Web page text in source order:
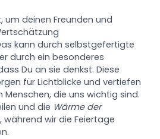
um deinen Freunden und
kann durch selbstgefertigte
durch ein besonderes
Du an sie denkst. Diese
für Lichtblicke und vertiefen
Menschen, die uns wichtig sind.
und die Wärme der
während wir die Feiertage